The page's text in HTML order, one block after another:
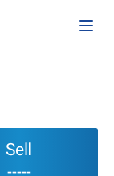
Sell
-----